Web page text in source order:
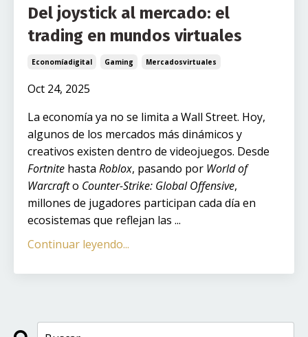
Del joystick al mercado: el
trading en mundos virtuales
Economíadigital Gaming Mercadosvirtuales
Oct 24, 2025
La economía ya no se limita a Wall Street. Hoy,
algunos de los mercados más dinámicos y
creativos existen dentro de videojuegos. Desde
Fortnite hasta Roblox, pasando por World of
Warcrafto Counter-Strike: Global Offensive,
millones de jugadores participan cada día en
ecosistemas que reflejan las ...
Continuar leyendo...